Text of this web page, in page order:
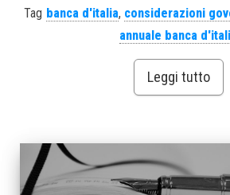
Tag banca d'italia, considerazioni
annuale banca
Leggi tutto